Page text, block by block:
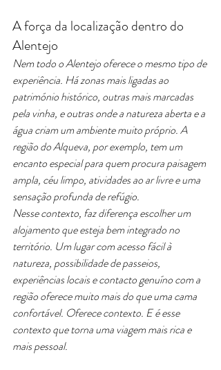
A força da localização dentro do
Alentejo
Nem todo o Alentejo oferece o mesmo tipo de
experiência. Há zonas mais ligadas ao
património histórico, outras mais marcadas
pela vinha, e outras onde a natureza aberta e a
água criam um ambiente muito próprio. A
região do Alqueva, por exemplo, tem um
encanto especial para quem procura paisagem
ampla, céu limpo, atividades ao ar livre e uma
sensação profunda de refúgio.
Nesse contexto, faz diferença escolher um
alojamento que esteja bem integrado no
território. Um lugar com acesso fácil à
natureza, possibilidade de passeios,
experiências locais e contacto genuíno com a
região oferece muito mais do que uma cama
confortável. Oferece contexto. E é esse
contexto que torna uma viagem mais rica e
mais pessoal.